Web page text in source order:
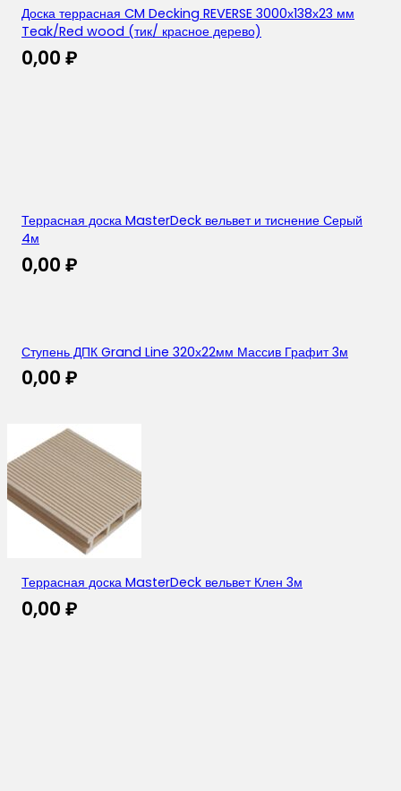
Доска террасная CM Decking REVERSE 3000х138х23 мм
Teak/Red wood (тик/ красное дерево)
0,00 ₽
Террасная доска MasterDeck вельвет и тиснение Серый
4м
0,00 ₽
Ступень ДПК Grand Line 320х22мм Массив Графит 3м
0,00 ₽
Террасная доска MasterDeck вельвет Клен 3м
0,00 ₽